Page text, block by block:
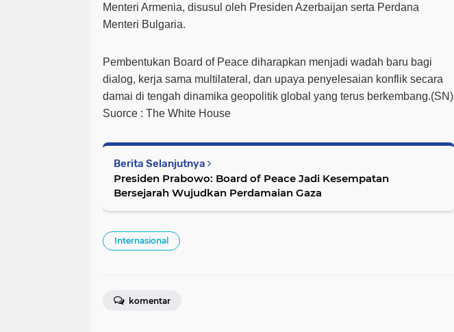
Menteri Armenia, disusul oleh Presiden Azerbaijan serta Perdana
Menteri Bulgaria.
Pembentukan Board of Peace diharapkan menjadi wadah baru bagi
dialog, kerja sama multilateral, dan upaya penyelesaian konflik secara
damai di tengah dinamika geopolitik global yang terus berkembang.(SN)
Suorce : The White House
Berita Selanjutnya
Presiden Prabowo: Board of Peace Jadi Kesempatan
Bersejarah Wujudkan Perdamaian Gaza
Internasional
komentar